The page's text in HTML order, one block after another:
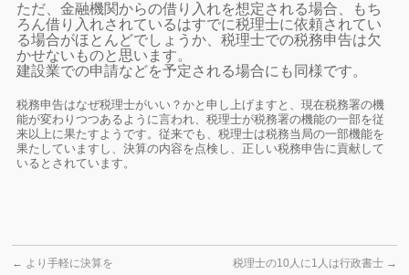
ただ、金融機関からの借り入れを想定される場合、もち
ろん借り入れされているはすでに税理士に依頼されてい
る場合がほとんどでしょうか、税理士での税務申告は欠
かせないものと思います。
建設業での申請などを予定される場合にも同様です。
税務申告はなぜ税理士がいい？かと申し上げますと、現在税務署の機
能が変わりつつあるように言われ、税理士が税務署の機能の一部を従
来以上に果たすようです。従来でも、税理士は税務当局の一部機能を
果たしていますし、決算の内容を点検し、正しい税務申告に貢献して
いるとされています。
← より手軽に決算を 税理士の10人に1人は行政書士 →